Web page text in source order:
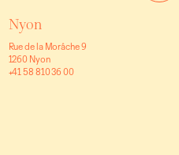
Nyon
Rue de la Morâche 9
1260 Nyon
+41 58 810 36 00